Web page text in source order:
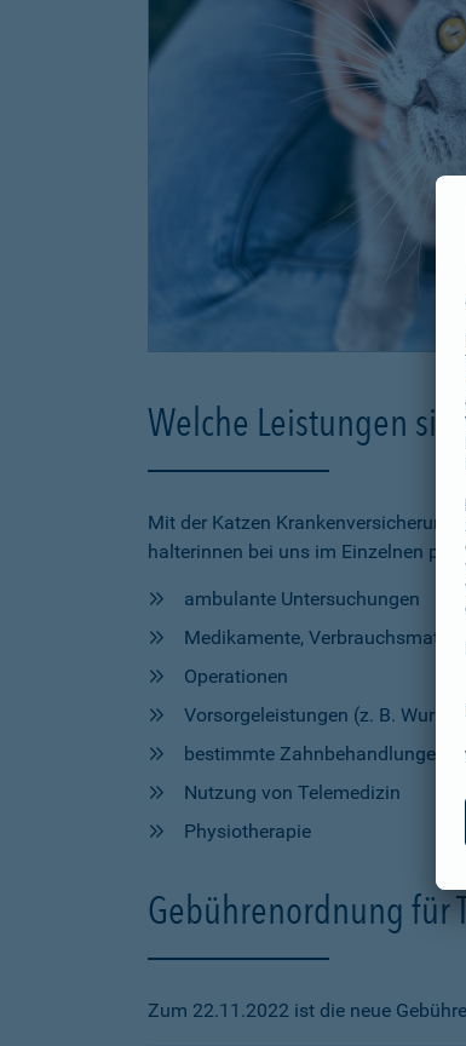
Welche Leistungen
Mit der Katzen
halterinnen bei uns im Einzelnen
ambulante Untersuchungen
Medikamente,
Operationen
Vorsorgeleistungen (z. B.
bestimmte Zahnbehandlungen
Nutzung von Telemedizin
Physiotherapie
Gebührenordnung für
Zum 22.11.2022 ist die neue